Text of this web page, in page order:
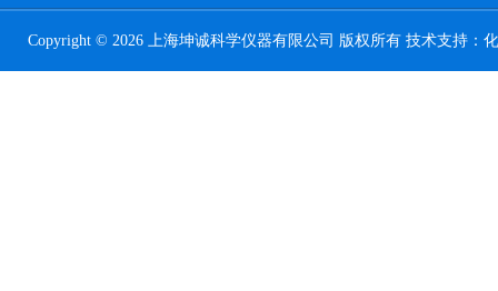
Copyright © 2026 上海坤诚科学仪器有限公司 版权所有 技术支持：